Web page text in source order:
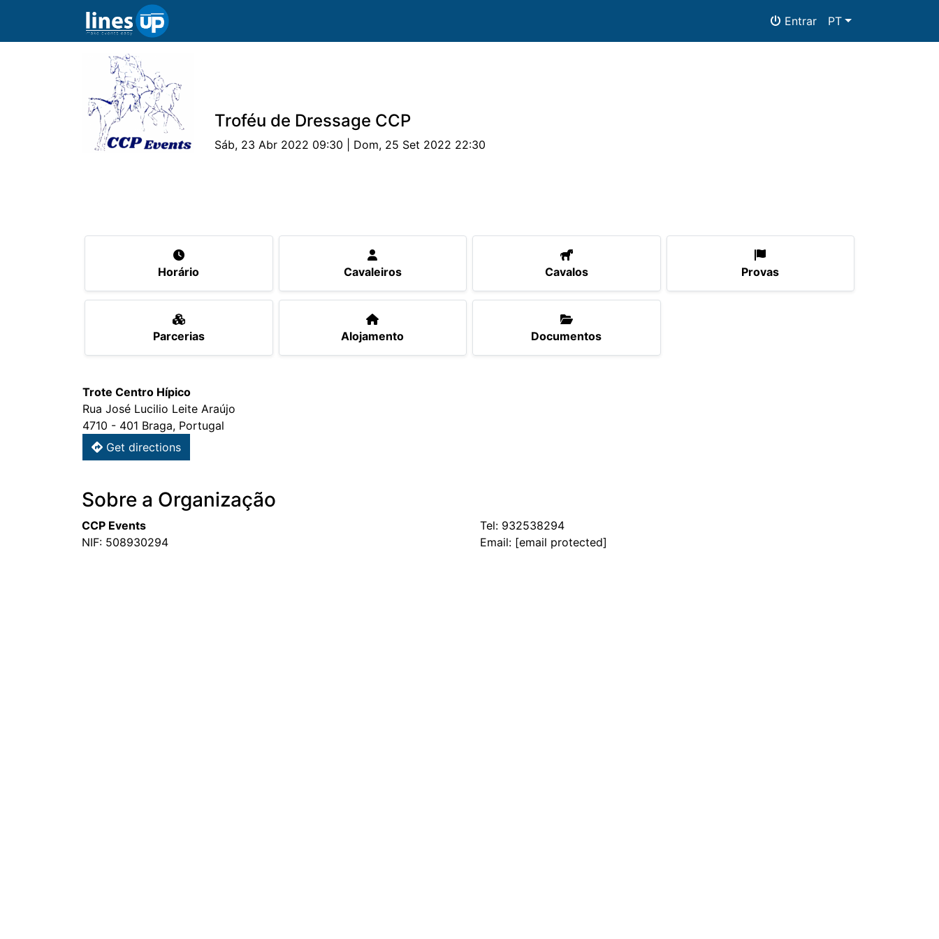
Entrar PT
Troféu de Dressage CCP
Sáb, 23 Abr 2022 09:30 | Dom, 25 Set 2022 22:30
Horário Cavaleiros Cavalos Provas
Parcerias Alojamento Documentos
Trote Centro Hípico
Rua José Lucilio Leite Araújo
4710 - 401 Braga, Portugal
Get directions
Sobre a Organização
CCP Events
NIF: 508930294
Tel: 932538294
Email: [email protected]